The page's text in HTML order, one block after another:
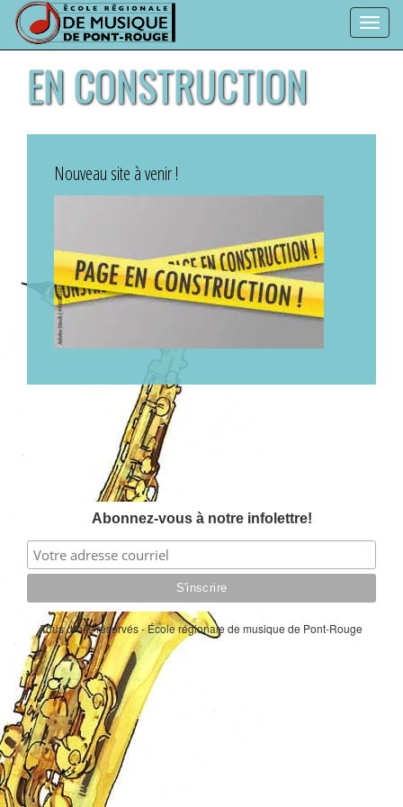
EN CONSTRUCTION
Nouveau site à venir !
Abonnez-vous à notre infolettre!
Tous droits réservés - École régionale de musique de Pont-Rouge